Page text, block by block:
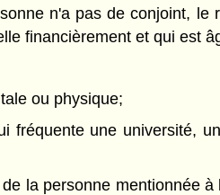
n'a pas de conjoint,
financièrement et qui est
ou physique;
une université,
la personne mentionnée